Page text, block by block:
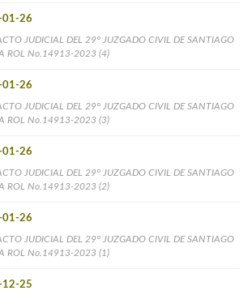
01-26
JUDICIAL DEL 29° JUZGADO CIVIL DE SANTIAGO
ROL No.14913-2023 (4)
01-26
JUDICIAL DEL 29° JUZGADO CIVIL DE SANTIAGO
ROL No.14913-2023 (3)
01-26
JUDICIAL DEL 29° JUZGADO CIVIL DE SANTIAGO
ROL No.14913-2023 (2)
01-26
JUDICIAL DEL 29° JUZGADO CIVIL DE SANTIAGO
ROL No.14913-2023 (1)
12-25